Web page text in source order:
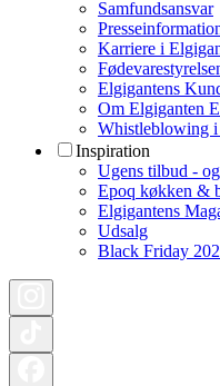
Samfundsansvar
Karriere i
Elgigantens
Om Elgiganten
Whistleblowing i
Inspiration
Ugens tilbud -
Epoq køkken &
Elgigantens
Udsalg
Black Friday